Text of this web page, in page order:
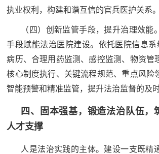
们
执业权利，构建和谐互信的官兵医护关系。
（四）创新监管手段，提升治理效能
手段赋能法治医院建设。依托医院信息
病历、合理用药监测、感控监测、物资管
核心制度执行、关键流程规范、重点风险
智能预警和精准监管，提升法治监督的及
四、固本强基，锻造法治队伍，
人才支撑
人是法治实践的主体。建设一支既精